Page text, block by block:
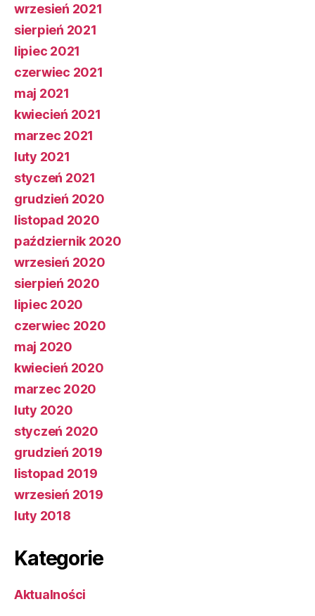
wrzesień 2021
sierpień 2021
lipiec 2021
czerwiec 2021
maj 2021
kwiecień 2021
marzec 2021
luty 2021
styczeń 2021
grudzień 2020
listopad 2020
październik 2020
wrzesień 2020
sierpień 2020
lipiec 2020
czerwiec 2020
maj 2020
kwiecień 2020
marzec 2020
luty 2020
styczeń 2020
grudzień 2019
listopad 2019
wrzesień 2019
luty 2018
Kategorie
Aktualności